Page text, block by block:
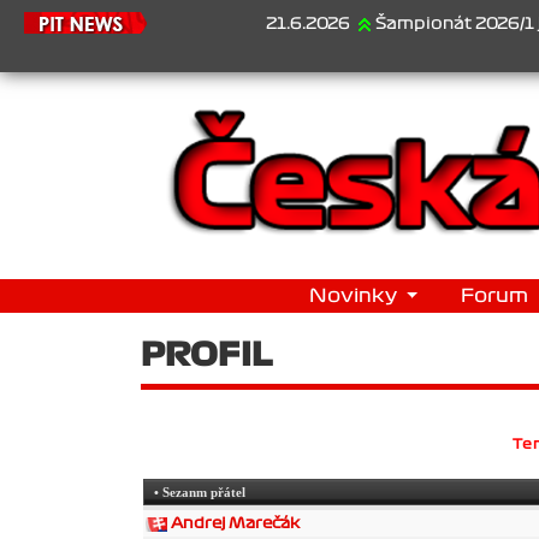
21.6.2026 Šampionát 2026/1 je
Novinky Forum
PROFIL
• Sezanm přátel
Andrej Marečák